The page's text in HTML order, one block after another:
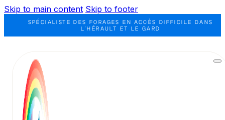
Skip to main content Skip to footer
SPÉCIALISTE DES FORAGES EN ACCÈS DIFFICILE DANS
L'HÉRAULT ET LE GARD